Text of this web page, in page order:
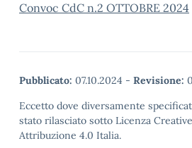
Convoc CdC n.2 OTTOBRE 2024
Pubblicato: 07.10.2024 - Revisione:
Eccetto dove diversamente
stato rilasciato sotto Licenza
Attribuzione 4.0 Italia.